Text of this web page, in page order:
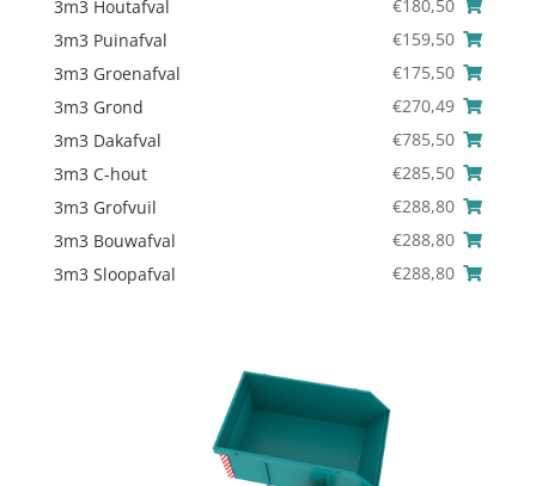
3m3 Houtafval
€180,50
3m3 Puinafval
€159,50
3m3 Groenafval
€175,50
3m3 Grond
€270,49
3m3 Dakafval
€785,50
3m3 C-hout
€285,50
3m3 Grofvuil
€288,80
3m3 Bouwafval
€288,80
3m3 Sloopafval
€288,80